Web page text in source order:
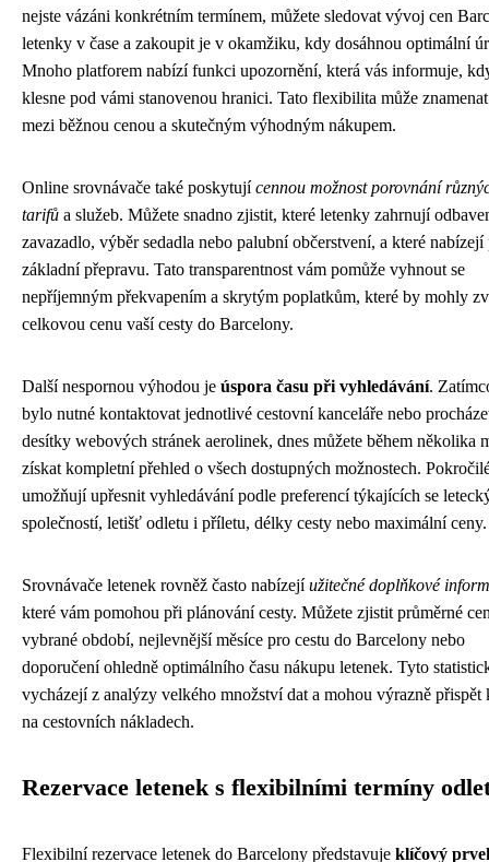
nejste vázáni konkrétním termínem, můžete sledovat vývoj cen
letenky v čase a zakoupit je v okamžiku, kdy dosáhnou optimální
Mnoho platforem nabízí funkci upozornění, která vás informuje,
klesne pod vámi stanovenou hranici. Tato flexibilita může
mezi běžnou cenou a skutečným výhodným nákupem.
Online srovnávače také poskytujícennou možnost porovnání
tarifů a služeb. Můžete snadno zjistit, které letenky zahrnují
zavazadlo, výběr sedadla nebo palubní občerstvení, a které nabízejí
základní přepravu. Tato transparentnost vám pomůže vyhnout se
nepříjemným překvapením a skrytým poplatkům, které by mohly
celkovou cenu vaší cesty do Barcelony.
Další nespornou výhodou je úspora času při vyhledávání.
bylo nutné kontaktovat jednotlivé cestovní kanceláře nebo
desítky webových stránek aerolinek, dnes můžete během několika
získat kompletní přehled o všech dostupných možnostech.
umožňují upřesnit vyhledávání podle preferencí týkajících se
společností, letišť odletu i příletu, délky cesty nebo maximální ceny.
Srovnávače letenek rovněž často nabízejíužitečné doplňkové
které vám pomohou při plánování cesty. Můžete zjistit průměrné
vybrané období, nejlevnější měsíce pro cestu do Barcelony nebo
doporučení ohledně optimálního času nákupu letenek. Tyto
vycházejí z analýzy velkého množství dat a mohou výrazně přispět
na cestovních nákladech.
Rezervace letenek s flexibilními termíny
Flexibilní rezervace letenek do Barcelony představuje klíčový